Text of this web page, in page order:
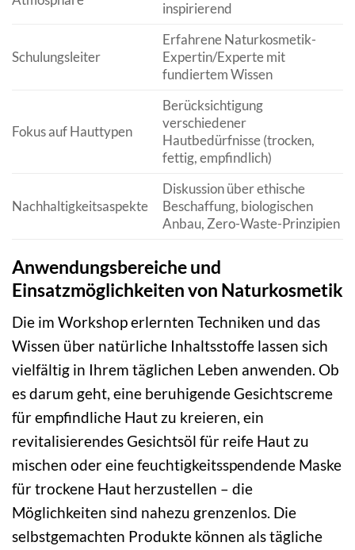
inspirierend
Schulungsleiter
Erfahrene Naturkosmetik-
Expertin/Experte mit
fundiertem Wissen
Fokus auf Hauttypen
Berücksichtigung
verschiedener
Hautbedürfnisse (trocken,
fettig, empfindlich)
Nachhaltigkeitsaspekte
Diskussion über ethische
Beschaffung, biologischen
Anbau, Zero-Waste-Prinzipien
Anwendungsbereiche und
Einsatzmöglichkeiten von Naturkosmetik
Die im Workshop erlernten Techniken und das
Wissen über natürliche Inhaltsstoffe lassen sich
vielfältig in Ihrem täglichen Leben anwenden. Ob
es darum geht, eine beruhigende Gesichtscreme
für empfindliche Haut zu kreieren, ein
revitalisierendes Gesichtsöl für reife Haut zu
mischen oder eine feuchtigkeitsspendende Maske
für trockene Haut herzustellen – die
Möglichkeiten sind nahezu grenzenlos. Die
selbstgemachten Produkte können als tägliche